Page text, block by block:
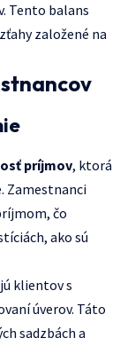
Tento balans
založené na
príjmov, ktorá
Zamestnanci
čo
ako sú
klientov s
úverov. Táto
sadzbách a